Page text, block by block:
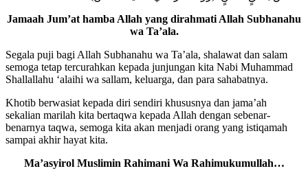
Jamaah Jum’at hamba Allah yang dirahmati Allah Subhanahu
wa Ta’ala.
Segala puji bagi Allah Subhanahu wa Ta’ala, shalawat dan salam
semoga tetap tercurahkan kepada junjungan kita Nabi Muhammad
Shallallahu ‘alaihi wa sallam, keluarga, dan para sahabatnya.
Khotib berwasiat kepada diri sendiri khususnya dan jama’ah
sekalian marilah kita bertaqwa kepada Allah dengan sebenar-
benarnya taqwa, semoga kita akan menjadi orang yang istiqamah
sampai akhir hayat kita.
Ma’asyirol Muslimin Rahimani Wa Rahimukumullah…